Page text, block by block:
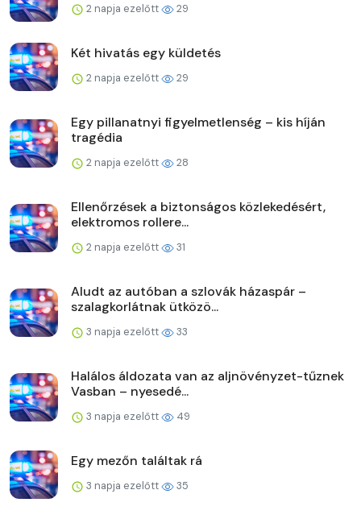
2 napja ezelőtt 29
Két hivatás egy küldetés
2 napja ezelőtt 29
Egy pillanatnyi figyelmetlenség – kis híján
tragédia
2 napja ezelőtt 28
Ellenőrzések a biztonságos közlekedésért,
elektromos rollere...
2 napja ezelőtt 31
Aludt az autóban a szlovák házaspár –
szalagkorlátnak ütközö...
3 napja ezelőtt 33
Halálos áldozata van az aljnövényzet-tűznek
Vasban – nyesedé...
3 napja ezelőtt 49
Egy mezőn találtak rá
3 napja ezelőtt 35